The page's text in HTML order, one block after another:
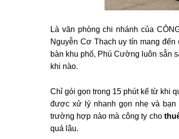
Là văn phòng chi nhánh của
Nguyễn Cơ Thạch uy tín mang
bàn khu phố, Phú Cường luôn sẵn
khi nào.
Chỉ gói gọn trong 15 phút kể từ khi
được xử lý nhanh gọn nhẹ và
trường hợp nào mà công ty cho
quá lâu.